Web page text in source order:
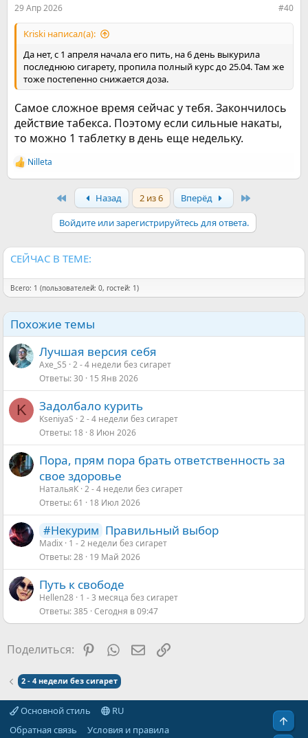
29 Апр 2026 #40
Kriski написал(а):
Да нет, с 1 апреля начала его пить, на 6 день выкурила
последнюю сигарету, пропила полный курс до 25.04. Там же
тоже постепенно снижается доза.
Самое сложное время сейчас у тебя. Закончилось
действие табекса. Поэтому если сильные накаты,
то можно 1 таблетку в день еще недельку.
Р
е
Nilleta
Назад 2 из 6 Вперёд
Войдите или зарегистрируйтесь для ответа.
СЕЙЧАС В ТЕМЕ:
Всего: 1 (пользователей: 0, гостей: 1)
Похожие темы
Лучшая версия себя
Axe_S5 2 - 4 недели без сигарет
Ответы 30 15 Янв 2026
K Задолбало курить
KseniyaS 2 - 4 недели без сигарет
Ответы 18 8 Июн 2026
Пора, прям пора брать ответственность за
свое здоровье
НатальяК 2 - 4 недели без сигарет
Ответы 61 18 Июл 2026
#Некурим Правильный выбор
Madix 1 - 2 недели без сигарет
Ответы 28 19 Май 2026
Путь к свободе
Hellen28 1 - 3 месяца без сигарет
Ответы 385 Сегодня в 09:47
Поделиться: Pinterest
WhatsAppЭлектронная почта
Ссылка
2 - 4 недели без сигарет
Основной стиль
RU
Обратная связь
Условия и правила